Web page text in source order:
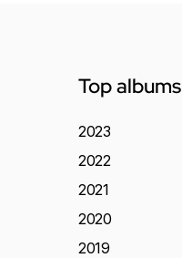
Top albums
2023
2022
2021
2020
2019